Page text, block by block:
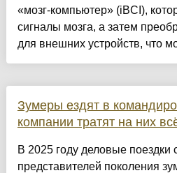
«мозг-компьютер» (iBCI),
сигналы мозга, а затем
для внешних устройств, что
Зумеры ездят в
компании тратят на них
В 2025 году деловые поездки
представителей поколения